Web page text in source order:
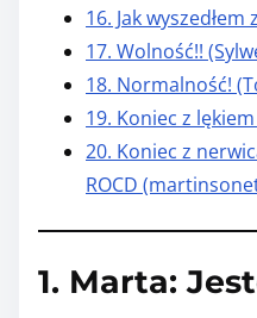
16. Jak
17. Wolność!!
18. Normalność!
19. Koniec z
20. Koniec z
ROCD
1. Marta: